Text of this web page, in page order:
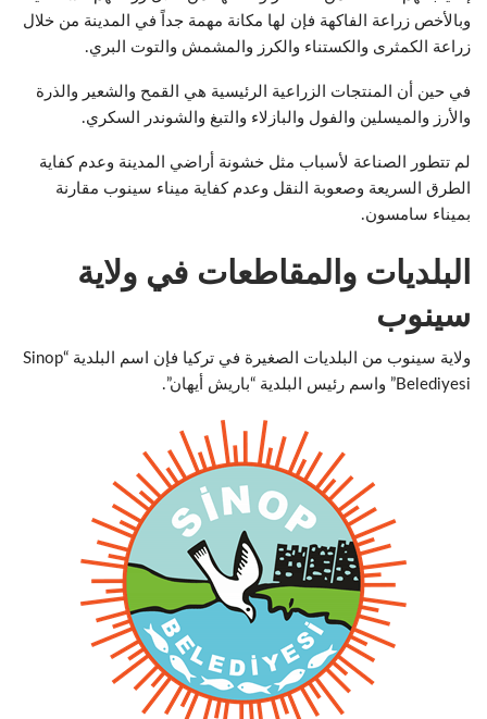
وبالأخص زراعة الفاكهة فإن لها مكانة مهمة جداً في المدينة من خلال
زراعة الكمثرى والكستناء والكرز والمشمش والتوت البري.
في حين أن المنتجات الزراعية الرئيسية هي القمح والشعير والذرة
والأرز والميسلين والفول والبازلاء والتبغ والشوندر السكري.
لم تتطور الصناعة لأسباب مثل خشونة أراضي المدينة وعدم كفاية
الطرق السريعة وصعوبة النقل وعدم كفاية ميناء سينوب مقارنة
بميناء سامسون.
البلديات والمقاطعات في ولاية
سينوب
ولاية سينوب من البلديات الصغيرة في تركيا فإن اسم البلدية “Sinop
Belediyesi” واسم رئيس البلدية “باريش أيهان”.